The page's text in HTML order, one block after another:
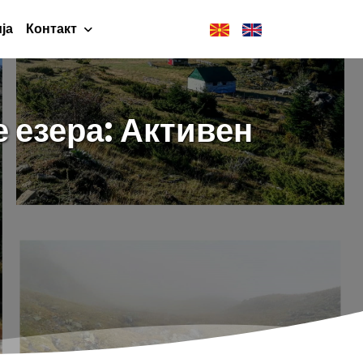
Контакт
Активен